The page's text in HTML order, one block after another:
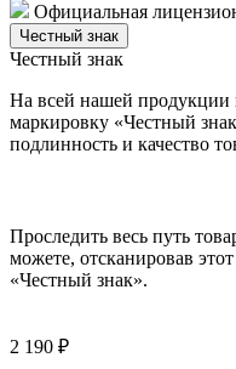
Официальная
Честный знак
Честный знак
На всей нашей
маркировку «Честный
подлинность и качество
Проследить весь путь
можете, отсканировав
«Честный знак».
2 190 ₽